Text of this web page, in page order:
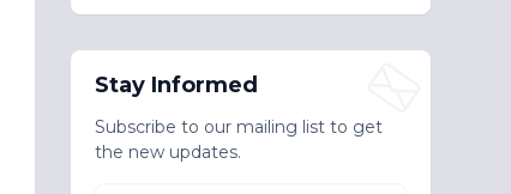
Stay Informed
Subscribe to our mailing list to get
the new updates.